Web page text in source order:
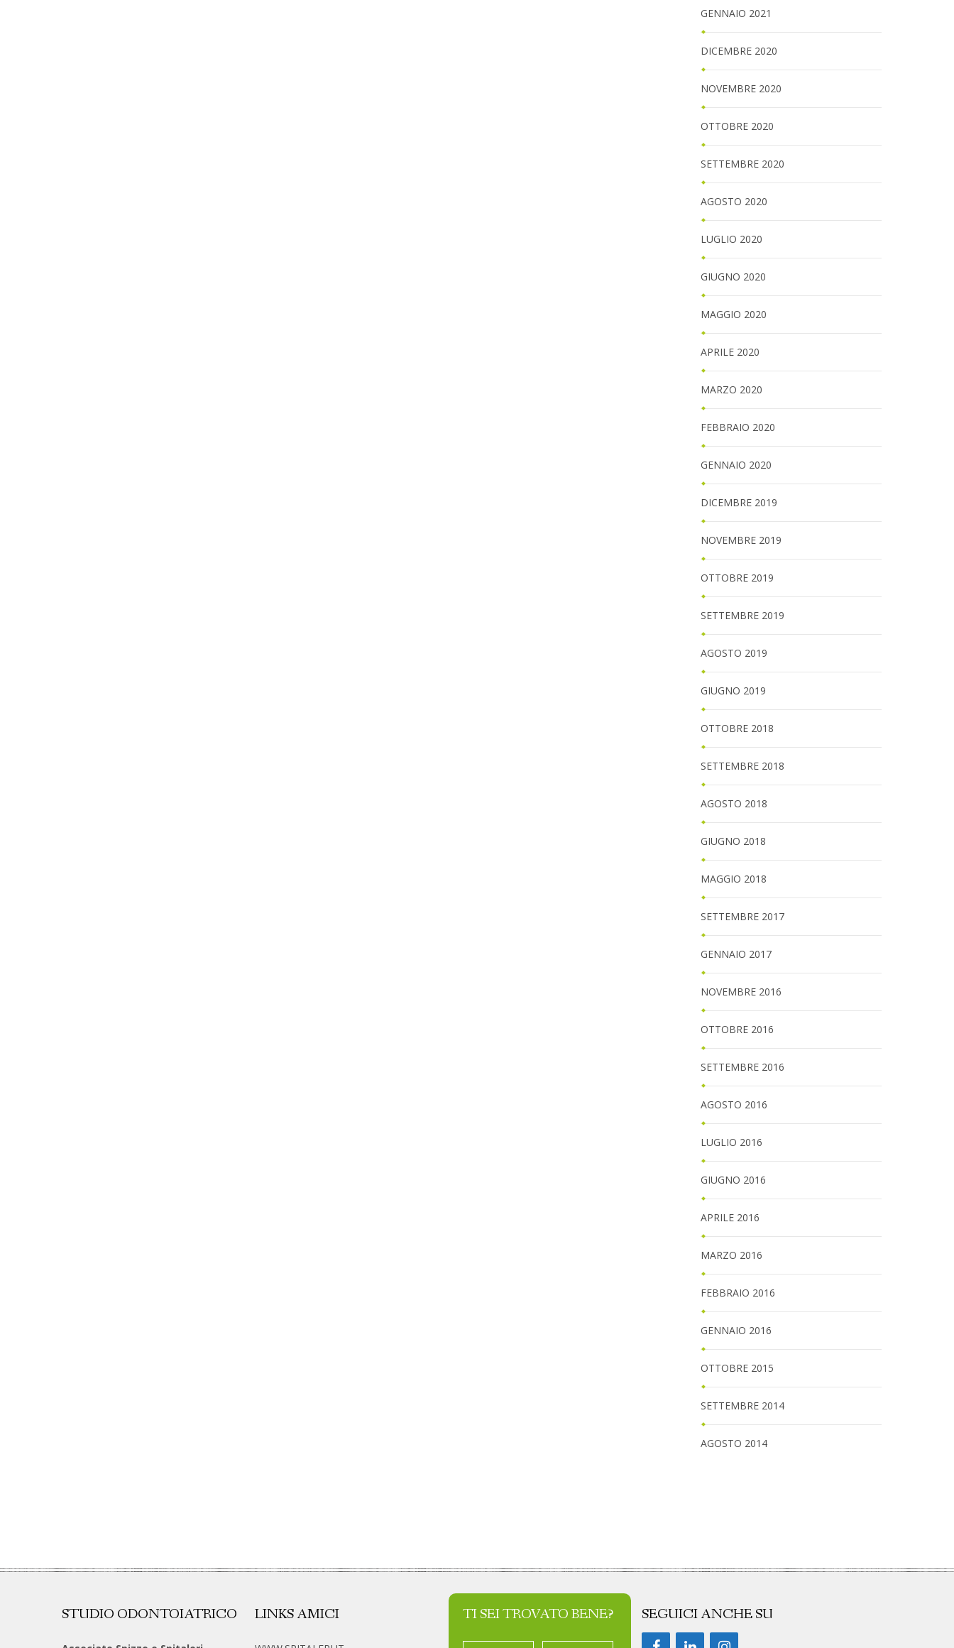
GENNAIO 2021
DICEMBRE 2020
NOVEMBRE 2020
OTTOBRE 2020
SETTEMBRE 2020
AGOSTO 2020
LUGLIO 2020
GIUGNO 2020
MAGGIO 2020
APRILE 2020
MARZO 2020
FEBBRAIO 2020
GENNAIO 2020
DICEMBRE 2019
NOVEMBRE 2019
OTTOBRE 2019
SETTEMBRE 2019
AGOSTO 2019
GIUGNO 2019
OTTOBRE 2018
SETTEMBRE 2018
AGOSTO 2018
GIUGNO 2018
MAGGIO 2018
SETTEMBRE 2017
GENNAIO 2017
NOVEMBRE 2016
OTTOBRE 2016
SETTEMBRE 2016
AGOSTO 2016
LUGLIO 2016
GIUGNO 2016
APRILE 2016
MARZO 2016
FEBBRAIO 2016
GENNAIO 2016
OTTOBRE 2015
SETTEMBRE 2014
AGOSTO 2014
STUDIO ODONTOIATRICO LINKS AMICI TI SEI TROVATO BENE? SEGUICI ANCHE SU